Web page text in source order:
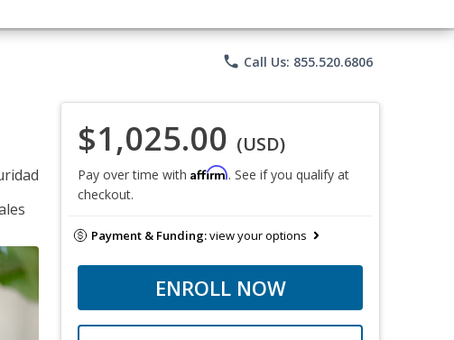
phone Call Us: 855.520.6806
$1,025.00 (USD)
Pay over time with Affirm. See if you qualify at
checkout.
Payment & Funding:view your options
ENROLL NOW